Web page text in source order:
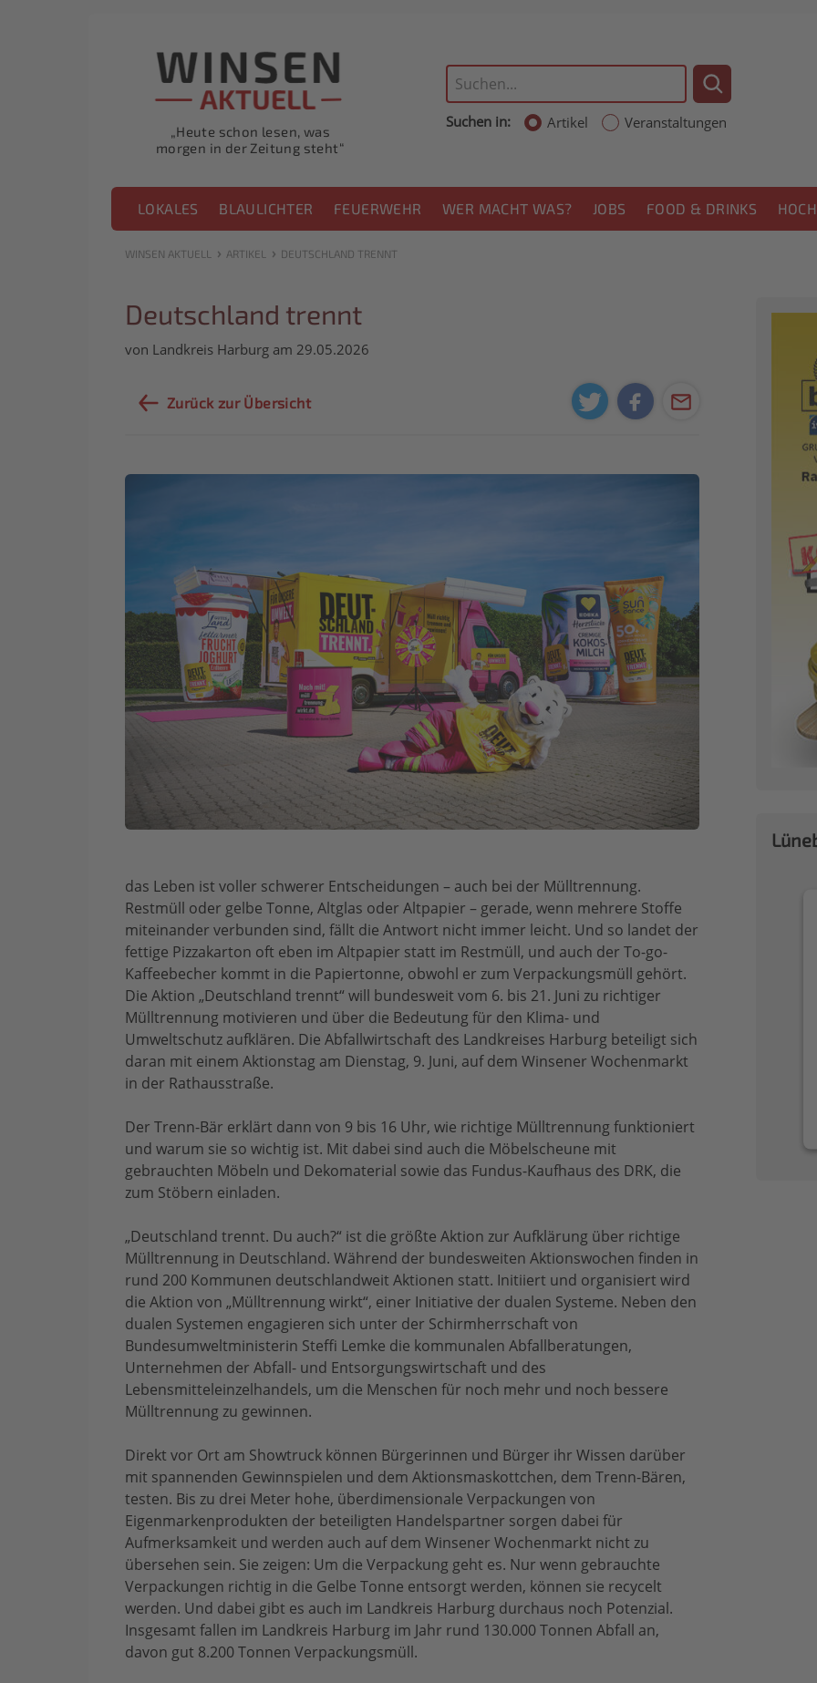
„Heute schon lesen, was
morgen in der Zeitung steht“
Suchen in: Artikel Veranstaltungen
LOKALES BLAULICHTER FEUERWEHR WER MACHT WAS? JOBS FOOD & DRINKS
WINSEN AKTUELL › ARTIKEL › DEUTSCHLAND TRENNT
Deutschland trennt
von Landkreis Harburg am 29.05.2026
Zurück zur Übersicht
das Leben ist voller schwerer Entscheidungen – auch bei der Mülltrennung.
Restmüll oder gelbe Tonne, Altglas oder Altpapier – gerade, wenn mehrere Stoffe
miteinander verbunden sind, fällt die Antwort nicht immer leicht. Und so landet der
fettige Pizzakarton oft eben im Altpapier statt im Restmüll, und auch der To-go-
Kaffeebecher kommt in die Papiertonne, obwohl er zum Verpackungsmüll gehört.
Die Aktion „Deutschland trennt“ will bundesweit vom 6. bis 21. Juni zu richtiger
Mülltrennung motivieren und über die Bedeutung für den Klima- und
Umweltschutz aufklären. Die Abfallwirtschaft des Landkreises Harburg beteiligt sich
daran mit einem Aktionstag am Dienstag, 9. Juni, auf dem Winsener Wochenmarkt
in der Rathausstraße.
Der Trenn-Bär erklärt dann von 9 bis 16 Uhr, wie richtige Mülltrennung funktioniert
und warum sie so wichtig ist. Mit dabei sind auch die Möbelscheune mit
gebrauchten Möbeln und Dekomaterial sowie das Fundus-Kaufhaus des DRK, die
zum Stöbern einladen.
„Deutschland trennt. Du auch?“ ist die größte Aktion zur Aufklärung über richtige
Mülltrennung in Deutschland. Während der bundesweiten Aktionswochen finden in
rund 200 Kommunen deutschlandweit Aktionen statt. Initiiert und organisiert wird
die Aktion von „Mülltrennung wirkt“, einer Initiative der dualen Systeme. Neben den
dualen Systemen engagieren sich unter der Schirmherrschaft von
Bundesumweltministerin Steffi Lemke die kommunalen Abfallberatungen,
Unternehmen der Abfall- und Entsorgungswirtschaft und des
Lebensmitteleinzelhandels, um die Menschen für noch mehr und noch bessere
Mülltrennung zu gewinnen.
Direkt vor Ort am Showtruck können Bürgerinnen und Bürger ihr Wissen darüber
mit spannenden Gewinnspielen und dem Aktionsmaskottchen, dem Trenn-Bären,
testen. Bis zu drei Meter hohe, überdimensionale Verpackungen von
Eigenmarkenprodukten der beteiligten Handelspartner sorgen dabei für
Aufmerksamkeit und werden auch auf dem Winsener Wochenmarkt nicht zu
übersehen sein. Sie zeigen: Um die Verpackung geht es. Nur wenn gebrauchte
Verpackungen richtig in die Gelbe Tonne entsorgt werden, können sie recycelt
werden. Und dabei gibt es auch im Landkreis Harburg durchaus noch Potenzial.
Insgesamt fallen im Landkreis Harburg im Jahr rund 130.000 Tonnen Abfall an,
davon gut 8.200 Tonnen Verpackungsmüll.